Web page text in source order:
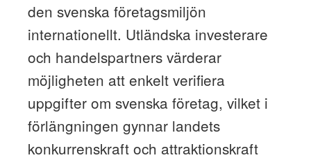
den svenska företagsmiljön
internationellt. Utländska investerare
och handelspartners värderar
möjligheten att enkelt verifiera
uppgifter om svenska företag, vilket i
förlängningen gynnar landets
konkurrenskraft och attraktionskraft